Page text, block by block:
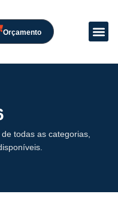
Orçamento
todas as categorias,